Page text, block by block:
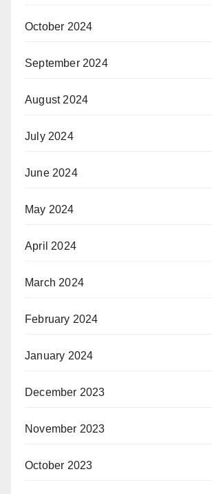
October 2024
September 2024
August 2024
July 2024
June 2024
May 2024
April 2024
March 2024
February 2024
January 2024
December 2023
November 2023
October 2023